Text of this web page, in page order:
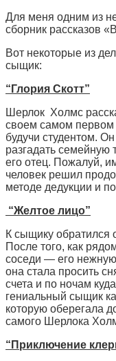
Для меня одним из
сборник рассказов
Вот некоторые из
сыщик:
“Глория Скотт”
Шерлок Холмс
своем самом первом
будучи студентом.
разгадать семейную
его отец. Пожалуй,
человек решил
методе дедукции и
“Желтое лицо”
К сыщику обратился
После того, как
соседи — его
она стала просить
счета и по ночам
гениальный сыщик
которую оберегала
самого Шерлока
“Приключение